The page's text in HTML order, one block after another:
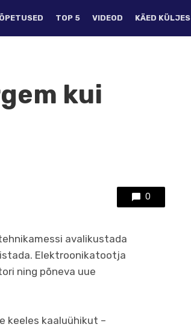
ÕPETUSED TOP 5 VIDEOD KÄED KÜLJES
kui
0
avalikustada
Elektroonikatootja
ning põneva uue
keeles kaaluühikut –